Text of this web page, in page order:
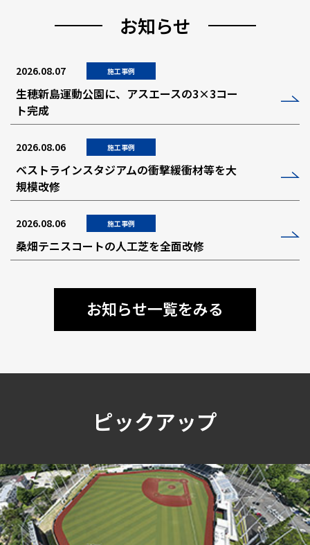
お知らせ
2026.08.07 施工事例
生穂新島運動公園に、アスエースの3×3コー
ト完成
2026.08.06 施工事例
ベストラインスタジアムの衝撃緩衝材等を大
規模改修
2026.08.06 施工事例
桑畑テニスコートの人工芝を全面改修
お知らせ一覧をみる
ピックアップ